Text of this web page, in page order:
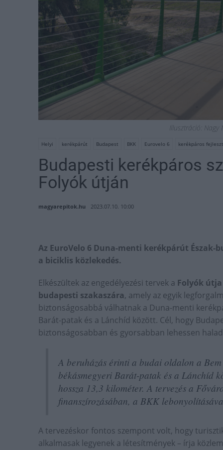
Illusztráció:
Helyi kerékpárút Budapest BKK Eurovelo 6 kerékpáros
Budapesti kerékpáros
Folyók útján
magyarepitok.hu 2023.07.10. 10:00
Az EuroVelo 6 Duna-menti kerékpárút Észak-
a biciklis közlekedés.
Elkészültek az engedélyezési tervek a Folyók
budapesti szakaszára, amely az egyik
biztonságosabbá válhatnak a Duna-menti
Barát-patak és a Lánchíd között. Cél, hogy
biztonságosabban és gyorsabban lehessen
A beruházás érinti a budai oldalon a
békásmegyeri Barát-patak és a Lánchíd
hossza 13,3 kilométer. A tervezés a
finanszírozásában, a BKK
A tervezéskor fontos szempont volt, hogy
alkalmasak legyenek a létesítmények – írja